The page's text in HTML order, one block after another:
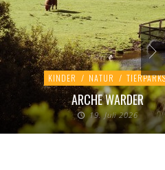
KINDER / NATUR /
ARCHE WARDER
19. Juli 2026